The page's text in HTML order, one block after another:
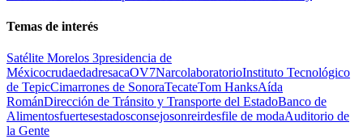
Temas de interés
Satélite Morelos 3presidencia de
MéxicocrudaedadresacaOV7NarcolaboratorioInstituto Tecnológico
de TepicCimarrones de SonoraTecateTom HanksAída
RománDirección de Tránsito y Transporte del EstadoBanco de
Alimentosfuertesestadosconsejosonreirdesfile de modaAuditorio de
la Gente